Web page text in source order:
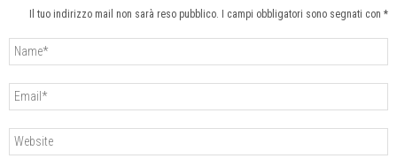
Il tuo indirizzo mail non sarà reso pubblico. I campi obbligatori sono segnati con *